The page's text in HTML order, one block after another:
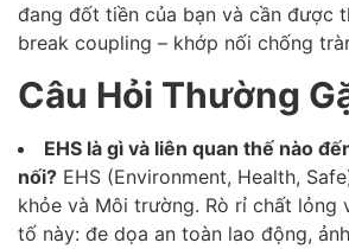
đang đốt tiền của bạn và cần được
break coupling – khớp nối chống
Câu Hỏi Thường
EHS là gì và liên quan thế nào
nối? EHS (Environment, Health,
khỏe và Môi trường. Rò rỉ chất lỏng
tố này: đe dọa an toàn lao động,